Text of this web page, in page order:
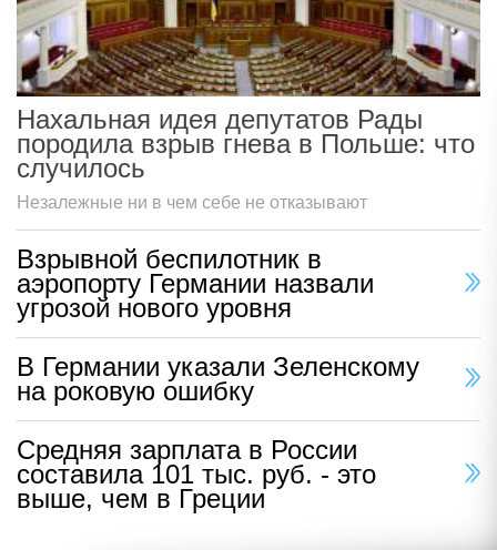
Нахальная идея депутатов Рады
породила взрыв гнева в Польше: что
случилось
Незалежные ни в чем себе не отказывают
Взрывной беспилотник в
аэропорту Германии назвали
угрозой нового уровня
В Германии указали Зеленскому
на роковую ошибку
Средняя зарплата в России
составила 101 тыс. руб. - это
выше, чем в Греции